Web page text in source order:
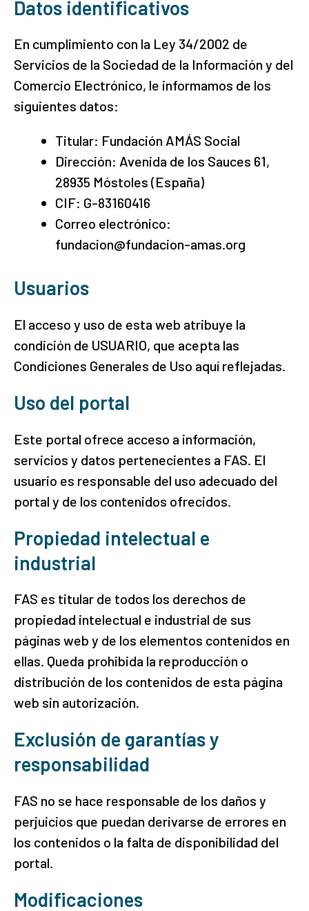
Datos identificativos
En cumplimiento con la Ley 34/2002 de
Servicios de la Sociedad de la Información y del
Comercio Electrónico, le informamos de los
siguientes datos:
Titular: Fundación AMÁS Social
Dirección: Avenida de los Sauces 61,
28935 Móstoles (España)
CIF: G-83160416
Correo electrónico:
fundacion@fundacion-amas.org
Usuarios
El acceso y uso de esta web atribuye la
condición de USUARIO, que acepta las
Condiciones Generales de Uso aquí reflejadas.
Uso del portal
Este portal ofrece acceso a información,
servicios y datos pertenecientes a FAS. El
usuario es responsable del uso adecuado del
portal y de los contenidos ofrecidos.
Propiedad intelectual e
industrial
FAS es titular de todos los derechos de
propiedad intelectual e industrial de sus
páginas web y de los elementos contenidos en
ellas. Queda prohibida la reproducción o
distribución de los contenidos de esta página
web sin autorización.
Exclusión de garantías y
responsabilidad
FAS no se hace responsable de los daños y
perjuicios que puedan derivarse de errores en
los contenidos o la falta de disponibilidad del
portal.
Modificaciones